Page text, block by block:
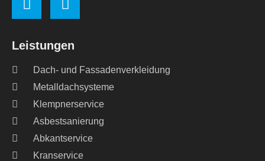
Leistungen
Dach- und Fassadenverkleidung
Metalldachsysteme
Klempnerservice
Asbestsanierung
Abkantservice
Kranservice